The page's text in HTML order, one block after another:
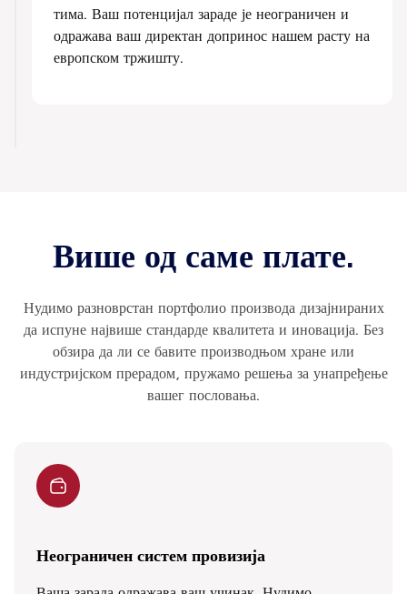
тима. Ваш потенцијал зараде је неограничен и
одражава ваш директан допринос нашем расту на
европском тржишту.
Више од саме плате.
Нудимо разноврстан портфолио производа дизајнираних
да испуне највише стандарде квалитета и иновација. Без
обзира да ли се бавите производњом хране или
индустријском прерадом, пружамо решења за унапређење
вашег пословања.
Неограничен систем провизија